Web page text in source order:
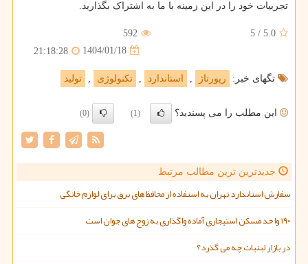
تجربیات خود را در این زمینه با ما به اشتراک بگذارید.
5.0
/
5
592
1404/01/18
21:18:28
تگهای خبر: رپورتاژ استاندارد تكنولوژی تولید
این مطلب را می پسندید؟ (1)
(0)
جدیدترین ترین مطالب مرتبط
سفارش استاندارد تهران به استفاده از محافظ های برق برای لوازم خانگی
۱۹۰ واحد مسکن استیجاری آماده واگذاری به زوج های جوان است
در بازار لبنیات چه می گذرد؟